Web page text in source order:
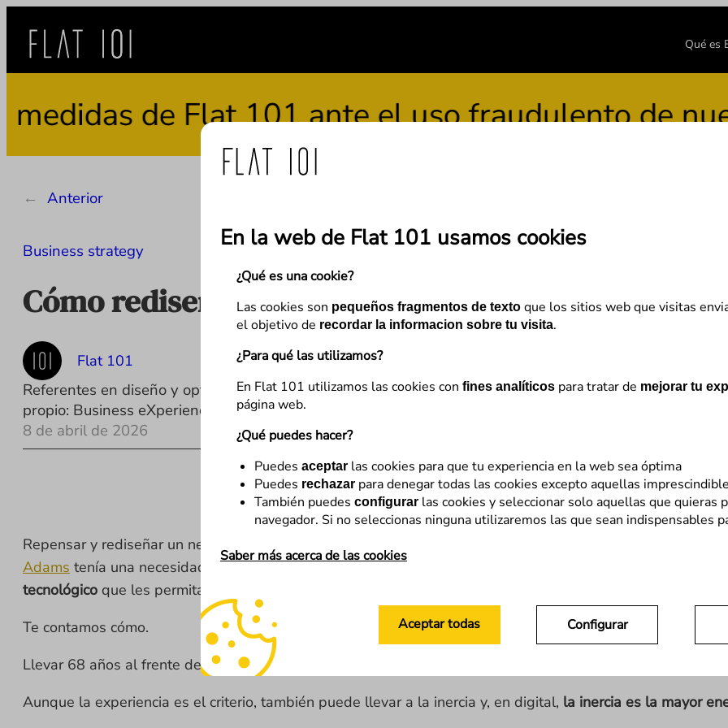
En la web de Flat 101 usamos cookies
¿Qué es una cookie?
Las cookies son pequeños fragmentos de texto que los sitios web que visitas
el objetivo de recordar la informacion sobre tu visita.
¿Para qué las utilizamos?
En Flat 101 utilizamos las cookies con fines analíticos para tratar de mejorar tu
página web.
¿Qué puedes hacer?
Puedes aceptar las cookies para que tu experiencia en la web sea óptima
Puedes rechazar para denegar todas las cookies excepto aquellas
También puedes configurar las cookies y seleccionar solo aquellas que quieras
navegador. Si no seleccionas ninguna utilizaremos las que sean indispensables
Saber más acerca de las cookies
Configurar
Aceptar todas
contenido
Qué es
de Flat 101 ante el uso fraudulento de
← Anterior
Business strategy
Cómo rediseñar desde cero un negocio digital:
Flat 101
Referentes en diseño y optimización digital con más de 15 años de experiencia. Impulsamos la
propio: Business eXperience Optimization (BXOp).
8 de abril de 2026
Repensar y rediseñar un negocio digital desde cero es un reto de los difíciles, pero también de los que
Adams tenía una necesidad clara:evolucionar su negocio digital hacia un nivel más moderno, más
tecnológico que les permita seguir creciendo durante los próximos años. Y Flat 101 les ha acompañado
Te contamos cómo.
Llevar 68 años al frente de un negocio que funciona puede conducir a pensar que no hay razones para
Aunque la experiencia es el criterio, también puede llevar a la inercia y, en digital, la inercia es la mayor